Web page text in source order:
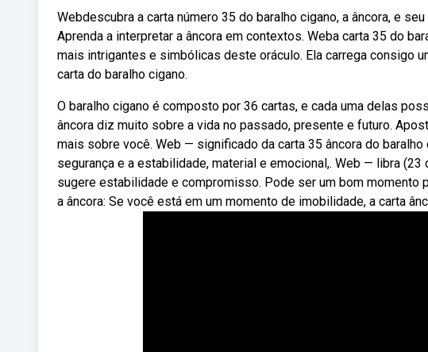
Webdescubra a carta número 35 do baralho cigano, a âncora, e
Aprenda a interpretar a âncora em contextos. Weba carta 35 do
mais intrigantes e simbólicas deste oráculo. Ela carrega consigo
carta do baralho cigano.
O baralho cigano é composto por 36 cartas, e cada uma delas
âncora diz muito sobre a vida no passado, presente e futuro.
mais sobre você. Web — significado da carta 35 âncora do
segurança e a estabilidade, material e emocional,. Web — libra (23
sugere estabilidade e compromisso. Pode ser um bom momento
a âncora: Se você está em um momento de imobilidade, a carta